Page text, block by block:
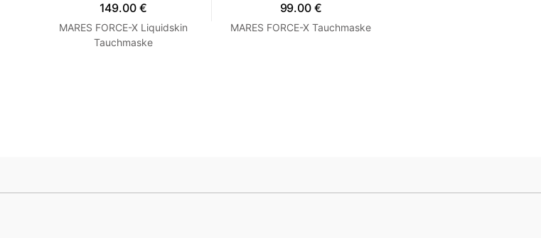
149.00 €
MARES FORCE-X Liquidskin
Tauchmaske
99.00 €
MARES FORCE-X Tauchmaske